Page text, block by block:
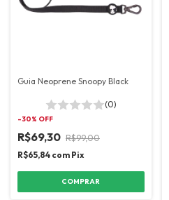
Guia Neoprene Snoopy Black
(0)
-30% OFF
R$69,30 R$99,00
R$65,84 com Pix
COMPRAR